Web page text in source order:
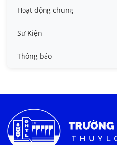
Hoạt động chung
Tin công tác sinh viên
Tin đào tạo
Tin tức chung
Sự Kiện
Thông báo